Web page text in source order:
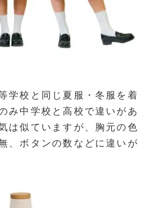
学校と同じ夏服・冬服を着
み中学校と高校で違いがあ
は似ていますが、胸元の色
、ボタンの数などに違いが